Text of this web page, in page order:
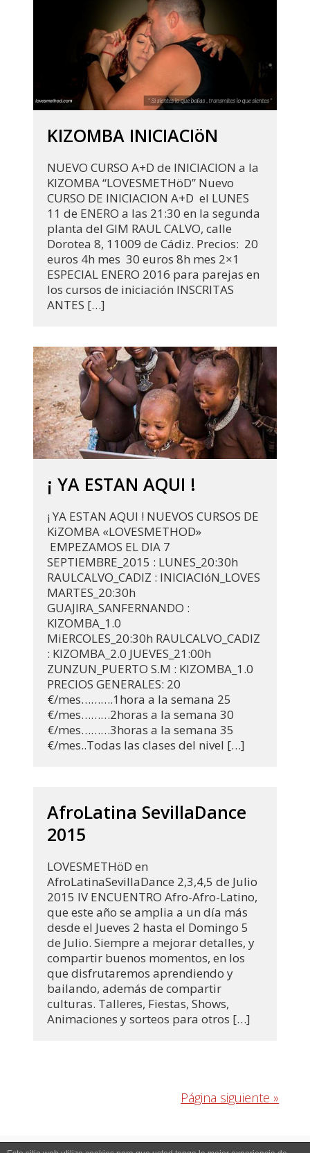
KIZOMBA INICIACIöN
NUEVO CURSO A+D de INICIACION a la
KIZOMBA “LOVESMETHöD” Nuevo
CURSO DE INICIACION A+D el LUNES
11 de ENERO a las 21:30 en la segunda
planta del GIM RAUL CALVO, calle
Dorotea 8, 11009 de Cádiz. Precios: 20
euros 4h mes 30 euros 8h mes 2×1
ESPECIAL ENERO 2016 para parejas en
los cursos de iniciación INSCRITAS
ANTES […]
¡ YA ESTAN AQUI !
¡ YA ESTAN AQUI ! NUEVOS CURSOS DE
KiZOMBA «LOVESMETHOD»
EMPEZAMOS EL DIA 7
SEPTIEMBRE_2015 : LUNES_20:30h
RAULCALVO_CADIZ : INICIACIóN_LOVES
MARTES_20:30h
GUAJIRA_SANFERNANDO :
KIZOMBA_1.0
MiERCOLES_20:30h RAULCALVO_CADIZ
: KIZOMBA_2.0 JUEVES_21:00h
ZUNZUN_PUERTO S.M : KIZOMBA_1.0
PRECIOS GENERALES: 20
€/mes……….1hora a la semana 25
€/mes………2horas a la semana 30
€/mes………3horas a la semana 35
€/mes..Todas las clases del nivel […]
AfroLatina SevillaDance
2015
LOVESMETHöD en
AfroLatinaSevillaDance 2,3,4,5 de Julio
2015 IV ENCUENTRO Afro-Afro-Latino,
que este año se amplia a un día más
desde el Jueves 2 hasta el Domingo 5
de Julio. Siempre a mejorar detalles, y
compartir buenos momentos, en los
que disfrutaremos aprendiendo y
bailando, además de compartir
culturas. Talleres, Fiestas, Shows,
Animaciones y sorteos para otros […]
Página siguiente »